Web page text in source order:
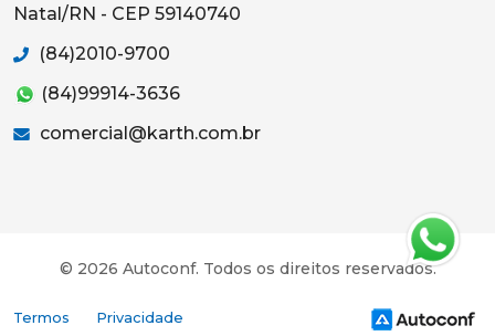
Natal/RN - CEP 59140740
(84)2010-9700
(84)99914-3636
comercial@karth.com.br
© 2026 Autoconf. Todos os direitos reservados.
Termos Privacidade